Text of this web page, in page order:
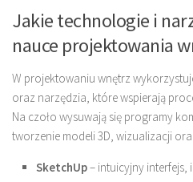
Jakie technologie i
nauce projektowania
W projektowaniu wnętrz
oraz narzędzia, które wspierają
Na czoło wysuwają się programy
tworzenie modeli 3D, wizualizacji
SketchUp– intuicyjny interfejs,